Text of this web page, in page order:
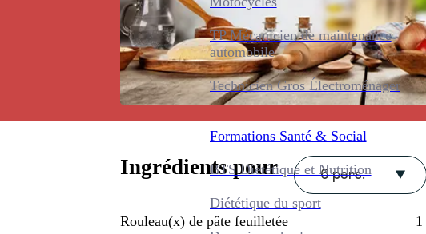
TP Mécanicien de maintenance
automobile
Technicien Gros Électroménager
Formations Santé & Social
BTS Diététique et Nutrition
Diététique du sport
Ingrédients pour 6 pers.
Rouleau(x) de pâte feuilletée 1